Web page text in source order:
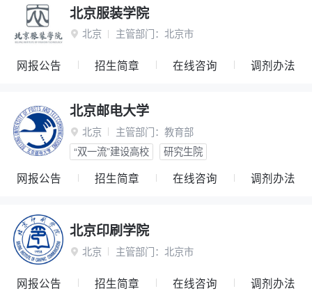
北京服装学院
 北京 主管部门： 北京市
网报公告 招生简章 在线咨询 调剂办法
北京邮电大学
 北京 主管部门： 教育部
“双一流”建设高校
研究生院
网报公告 招生简章 在线咨询 调剂办法
北京印刷学院
 北京 主管部门： 北京市
网报公告 招生简章 在线咨询 调剂办法